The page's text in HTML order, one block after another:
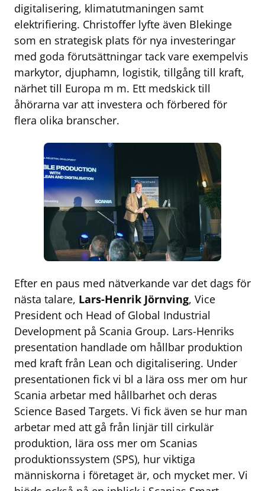
digitalisering, klimatutmaningen samt
elektrifiering. Christoffer lyfte även Blekinge
som en strategisk plats för nya investeringar
med goda förutsättningar tack vare exempelvis
markytor, djuphamn, logistik, tillgång till kraft,
närhet till Europa m m. Ett medskick till
åhörarna var att investera och förbered för
flera olika branscher.
Efter en paus med nätverkande var det dags för
nästa talare, Lars-Henrik Jörnving, Vice
President och Head of Global Industrial
Development på Scania Group. Lars-Henriks
presentation handlade om hållbar produktion
med kraft från Lean och digitalisering. Under
presentationen fick vi bl a lära oss mer om hur
Scania arbetar med hållbarhet och deras
Science Based Targets. Vi fick även se hur man
arbetar med att gå från linjär till cirkulär
produktion, lära oss mer om Scanias
produktionssystem (SPS), hur viktiga
människorna i företaget är, och mycket mer. Vi